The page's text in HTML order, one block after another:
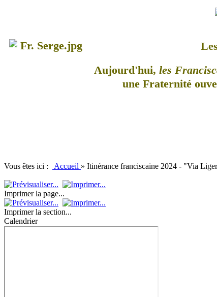
Aujourd'hui, les
une Fraternité
Vous êtes ici : Accueil » Itinérance franciscaine 2024 - "Via
Imprimer la page...
Imprimer la section...
Calendrier